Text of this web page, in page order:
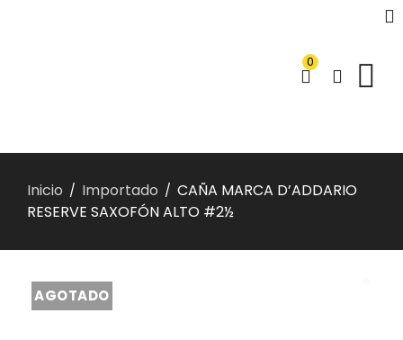
0
Inicio / Importado / CAÑA MARCA D’ADDARIO
RESERVE SAXOFÓN ALTO #2½
AGOTADO